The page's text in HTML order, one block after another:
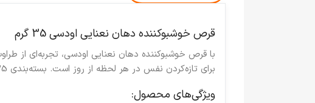
قرص خوشبوکننده دهان نعنایی اودسی 35 گرم
با قرص خوشبوکننده دهان نعنایی اودسی، تجربه‌ای از
برای تازه‌کردن نفس در هر لحظه از روز است. بسته‌بندی 35 گرمی آن به‌راحتی در کیف یا جیب شما جا می‌شود و همیشه در دسترس است.
ویژگی‌های محصول: